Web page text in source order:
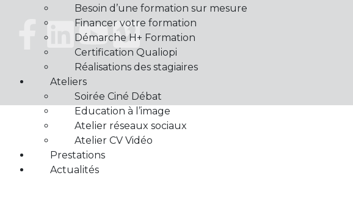
Besoin d’une formation sur mesure
Financer votre formation
Démarche H+ Formation
Certification Qualiopi
Réalisations des stagiaires
Ateliers
Soirée Ciné Débat
Education à l’image
Atelier réseaux sociaux
Atelier CV Vidéo
Prestations
Actualités